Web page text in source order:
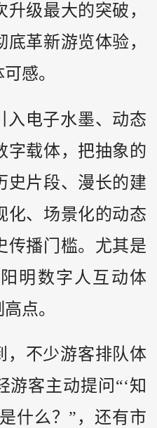
级最大的突破，
革新游览体验，
感。
入电子水墨、动态
字载体，把抽象的
史片段、漫长的建
化、场景化的动态
传播门槛。尤其是
明数字人互动体
点。
，不少游客排队体
游客主动提问“‘知
什么？”，还有市